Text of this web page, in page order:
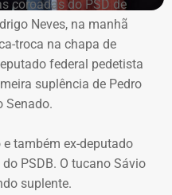
desligado do posto de
da Polícia
foi exonerado, a
adjunto de Obrasda
Públicas.
dose
passou a conferir
de improbidade —
tramitavam na vara, e
principalmente
aparecia como
no escritório ligado à ex-
cópias de folhas
e assinaturas.
coroadas do PSD de
Neves, na manhã
troca na chapa de
federal pedetista
suplência de Pedro
Senado.
também ex-deputado
PSDB. O tucano Sávio
suplente.